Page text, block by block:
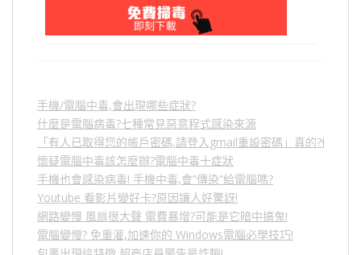
手機/電腦中毒,會出現哪些症狀?
什麼是電腦病毒?七種常見惡意程式感染來源
「有人已取得您的帳戶密碼,請登入gmail重設密碼」真的?假的?5
懷疑電腦中毒該怎麼辦?電腦中毒十症狀
手機也會感染病毒! 手機中毒,會”傳染”給電腦嗎?
Youtube 看影片變好卡?原因讓人好驚訝!
網路變慢 風扇很大聲 電費暴增?可能是它暗中搞鬼!
電腦變慢? 免重灌,加速你的 Windows電腦必學技巧!